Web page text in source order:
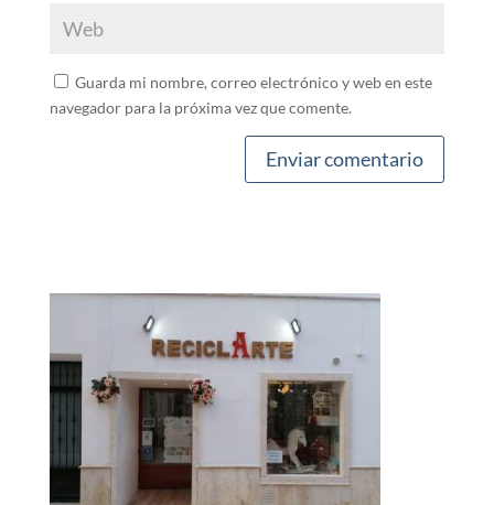
Guarda mi nombre, correo electrónico y web en este
navegador para la próxima vez que comente.